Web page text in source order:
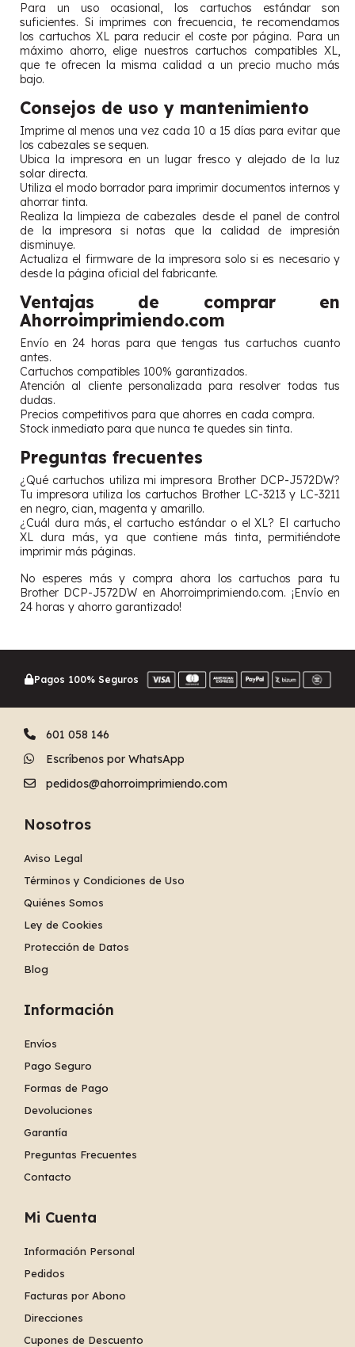
Para un uso ocasional, los cartuchos estándar son
suficientes. Si imprimes con frecuencia, te recomendamos
los cartuchos XL para reducir el coste por página. Para un
máximo ahorro, elige nuestros cartuchos compatibles XL,
que te ofrecen la misma calidad a un precio mucho más
bajo.
Consejos de uso y mantenimiento
Imprime al menos una vez cada 10 a 15 días para evitar que
los cabezales se sequen.
Ubica la impresora en un lugar fresco y alejado de la luz
solar directa.
Utiliza el modo borrador para imprimir documentos internos y
ahorrar tinta.
Realiza la limpieza de cabezales desde el panel de control
de la impresora si notas que la calidad de impresión
disminuye.
Actualiza el firmware de la impresora solo si es necesario y
desde la página oficial del fabricante.
Ventajas de comprar en
Ahorroimprimiendo.com
Envío en 24 horas para que tengas tus cartuchos cuanto
antes.
Cartuchos compatibles 100% garantizados.
Atención al cliente personalizada para resolver todas tus
dudas.
Precios competitivos para que ahorres en cada compra.
Stock inmediato para que nunca te quedes sin tinta.
Preguntas frecuentes
¿Qué cartuchos utiliza mi impresora Brother DCP-J572DW?
Tu impresora utiliza los cartuchos Brother LC-3213 y LC-3211
en negro, cian, magenta y amarillo.
¿Cuál dura más, el cartucho estándar o el XL? El cartucho
XL dura más, ya que contiene más tinta, permitiéndote
imprimir más páginas.
No esperes más y compra ahora los cartuchos para tu
Brother DCP-J572DW en Ahorroimprimiendo.com. ¡Envío en
24 horas y ahorro garantizado!
Pagos 100% Seguros
601 058 146
Escríbenos por WhatsApp
pedidos@ahorroimprimiendo.com
Nosotros
Aviso Legal
Términos y Condiciones de Uso
Quiénes Somos
Ley de Cookies
Protección de Datos
Blog
Información
Envíos
Pago Seguro
Formas de Pago
Devoluciones
Garantía
Preguntas Frecuentes
Contacto
Mi Cuenta
Información Personal
Pedidos
Facturas por Abono
Direcciones
Cupones de Descuento